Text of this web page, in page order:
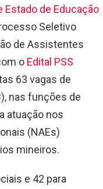
Estado de Educação
Seletivo
de Assistentes
o Edital PSS
63 vagas de
nas funções de
atuação nos
(NAEs)
mineiros.
e 42 para